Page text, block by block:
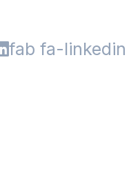
fab fa-linkedin